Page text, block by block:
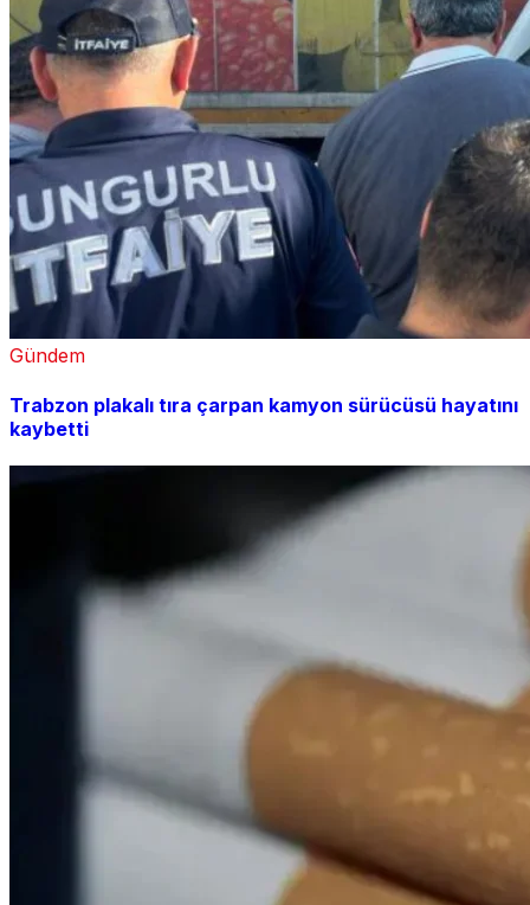
Gündem
Trabzon plakalı tıra çarpan kamyon sürücüsü hayatını
kaybetti